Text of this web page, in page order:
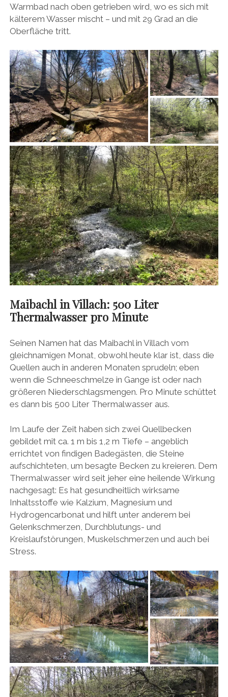
Warmbad nach oben getrieben wird, wo es sich mit
kälterem Wasser mischt – und mit 29 Grad an die
Oberfläche tritt.
Maibachl in Villach: 500 Liter
Thermalwasser pro Minute
Seinen Namen hat das Maibachl in Villach vom
gleichnamigen Monat, obwohl heute klar ist, dass die
Quellen auch in anderen Monaten sprudeln; eben
wenn die Schneeschmelze in Gange ist oder nach
größeren Niederschlagsmengen. Pro Minute schüttet
es dann bis 500 Liter Thermalwasser aus.
Im Laufe der Zeit haben sich zwei Quellbecken
gebildet mit ca. 1 m bis 1,2 m Tiefe – angeblich
errichtet von findigen Badegästen, die Steine
aufschichteten, um besagte Becken zu kreieren. Dem
Thermalwasser wird seit jeher eine heilende Wirkung
nachgesagt: Es hat gesundheitlich wirksame
Inhaltsstoffe wie Kalzium, Magnesium und
Hydrogencarbonat und hilft unter anderem bei
Gelenkschmerzen, Durchblutungs- und
Kreislaufstörungen, Muskelschmerzen und auch bei
Stress.